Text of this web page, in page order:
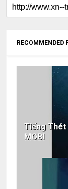
RECOMMENDED
Tiếng Thét
MOBI